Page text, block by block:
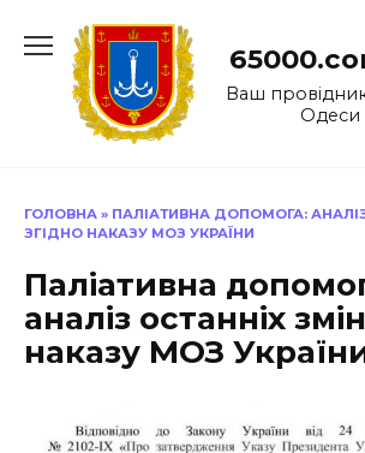
до
Ваш провідник
Одеси
ГОЛОВНА » ПАЛІАТИВНА ДОПОМОГА:
ЗГІДНО НАКАЗУ МОЗ УКРАЇНИ
Паліативна
аналіз останніх
наказу МОЗ